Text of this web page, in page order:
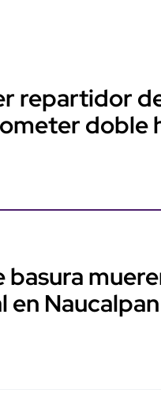
repartidor
doble
basura
en Naucalpan